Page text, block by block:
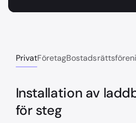
PrivatFöretag
Installation av
för steg